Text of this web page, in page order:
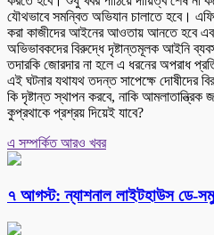
যৌথভাবে সমন্বিত অভিযান চালাতে হবে।
করা কাজীদের আইনের আওতায় আনতে হবে
অভিভাবকদের বিরুদ্ধে দৃষ্টান্তমূলক আইনি
তদারকি জোরদার না হলে এ ধরনের অপরাধ
এই ঘটনার যথাযথ তদন্ত সাপেক্ষে দোষীদের
কি দৃষ্টান্ত স্থাপন করবে, নাকি
কুপ্রথাকে প্রশ্রয় দিয়েই যাবে?
এ সম্পর্কিত আরও খবর
৭ আগস্ট: ন্যাশনাল লাইটহাউস ডে-